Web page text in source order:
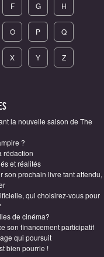
F G H
O P Q
X Y Z
la nouvelle saison de The
?
rédaction
et réalités
son prochain livre tant attendu,
qui choisirez-vous pour
de cinéma?
son financement participatif
qui poursuit
bien pourrie !